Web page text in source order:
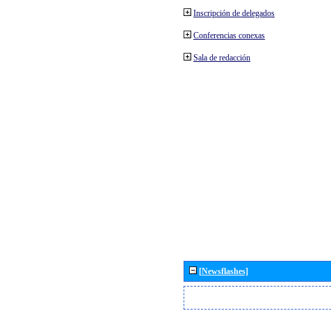
Inscripción de delegados
Conferencias conexas
Sala de redacción
[Newsflashes]